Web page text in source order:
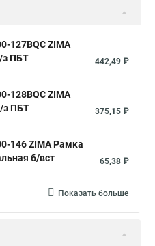
127BQC ZIMA
з ПБТ
442,49 ₽
128BQC ZIMA
з ПБТ
375,15 ₽
146 ZIMA Рамка
б/вст
65,38 ₽
Показать больше